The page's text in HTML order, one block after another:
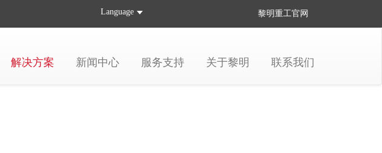
Language 黎明重工官网
解决方案 新闻中心 服务支持 关于黎明 联系我们